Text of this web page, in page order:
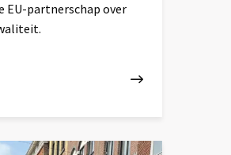
EU-partnerschap over